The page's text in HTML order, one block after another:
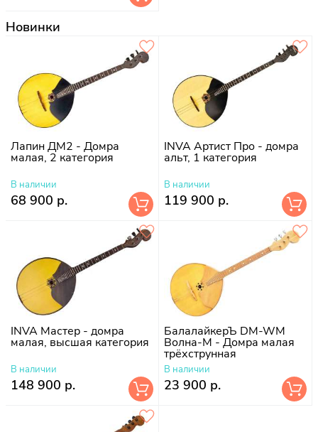
Новинки
Лапин ДМ2 - Домра
малая, 2 категория
В наличии
68 900 р.
INVA Артист Про - домра
альт, 1 категория
В наличии
119 900 р.
INVA Мастер - домра
малая, высшая категория
В наличии
148 900 р.
БалалайкерЪ DM-WM
Волна-М - Домра малая
трёхструнная
В наличии
23 900 р.